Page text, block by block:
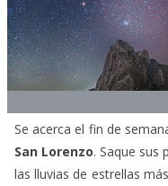
Se acerca el fin de
. Saque
las lluvias de estrellas